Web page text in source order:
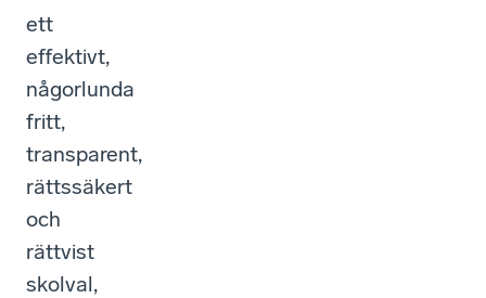
ett
effektivt,
någorlunda
fritt,
transparent,
rättssäkert
och
rättvist
skolval,